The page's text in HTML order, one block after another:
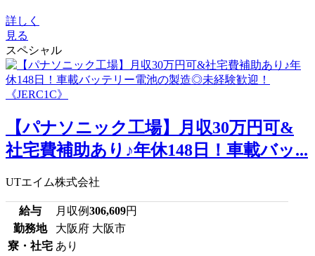
詳しく
見る
スペシャル
【パナソニック工場】月収30万円可&
社宅費補助あり♪年休148日！車載バッ...
UTエイム株式会社
給与 月収例306,609円
勤務地
大阪府 大阪市
寮・社宅 あり